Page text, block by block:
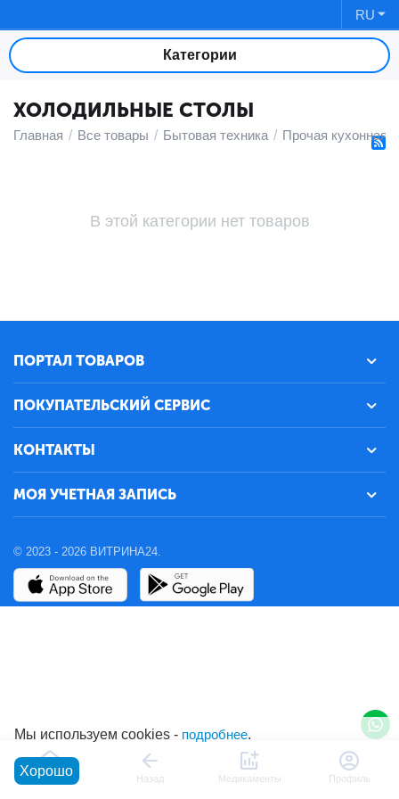
RU
Категории
ХОЛОДИЛЬНЫЕ СТОЛЫ
Главная / Все товары / Бытовая техника / Прочая кухонная
В этой категории нет товаров
ПОРТАЛ ТОВАРОВ
ПОКУПАТЕЛЬСКИЙ СЕРВИС
КОНТАКТЫ
МОЯ УЧЕТНАЯ ЗАПИСЬ
© 2023 - 2026 ВИТРИНА24.
Главная Назад Медикаменты Профиль
Мы используем cookies - подробнее.
Хорошо